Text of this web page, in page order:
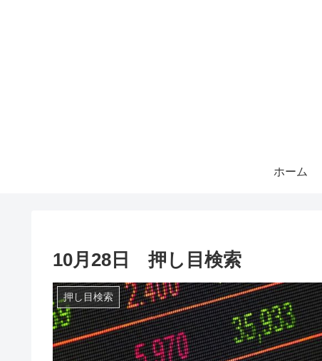
ホーム
10月28日 押し目検索
押し目検索